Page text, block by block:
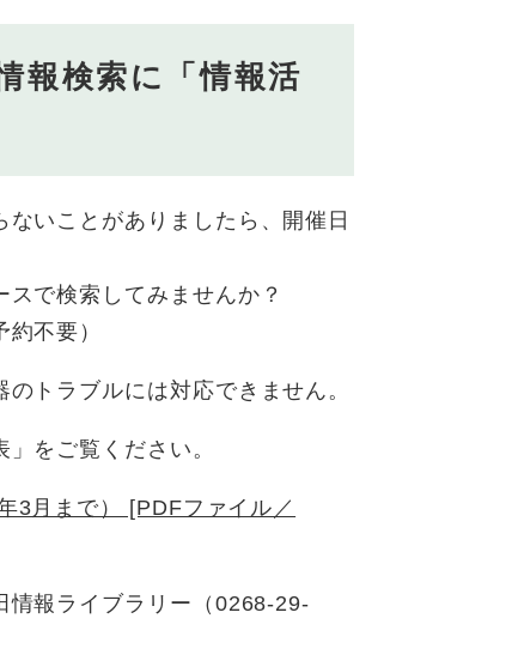
報検索に「情報活
いことがありましたら、開催日
で検索してみませんか？
不要）
トラブルには対応できません。
をご覧ください。
3月まで） [PDFファイル／
報ライブラリー（0268-29-